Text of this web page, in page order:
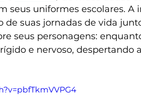
seus uniformes escolares. A
de suas jornadas de vida
seus personagens:
e nervoso, despertando